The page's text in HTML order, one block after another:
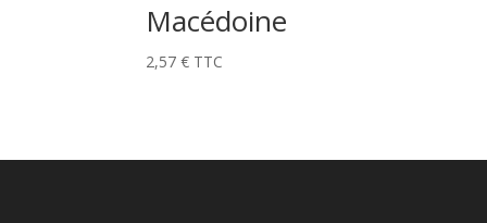
Macédoine
2,57€ TTC